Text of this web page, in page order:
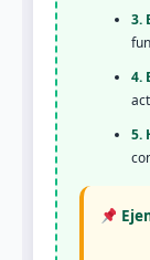
3.
4.
5.